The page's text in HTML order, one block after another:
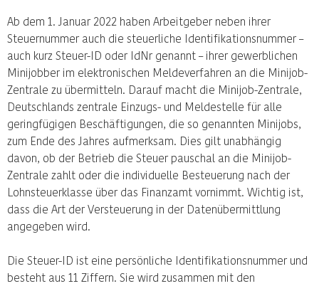
Ab dem 1. Januar 2022 haben Arbeitgeber neben ihrer
Steuernummer auch die steuerliche Identifikationsnummer –
auch kurz Steuer-ID oder IdNr genannt – ihrer gewerblichen
Minijobber im elektronischen Meldeverfahren an die Minijob-
Zentrale zu übermitteln. Darauf macht die Minijob-Zentrale,
Deutschlands zentrale Einzugs- und Meldestelle für alle
geringfügigen Beschäftigungen, die so genannten Minijobs,
zum Ende des Jahres aufmerksam. Dies gilt unabhängig
davon, ob der Betrieb die Steuer pauschal an die Minijob-
Zentrale zahlt oder die individuelle Besteuerung nach der
Lohnsteuerklasse über das Finanzamt vornimmt. Wichtig ist,
dass die Art der Versteuerung in der Datenübermittlung
angegeben wird.
Die Steuer-ID ist eine persönliche Identifikationsnummer und
besteht aus 11 Ziffern. Sie wird zusammen mit den